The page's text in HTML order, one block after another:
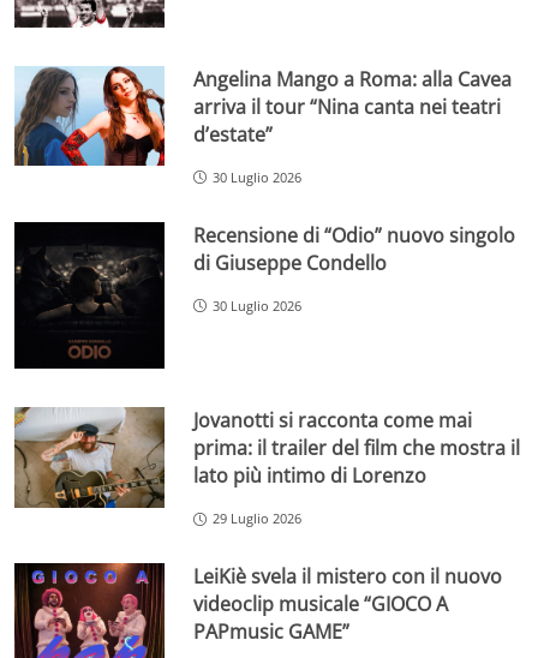
Angelina Mango a Roma: alla Cavea
arriva il tour “Nina canta nei teatri
d’estate”
30 Luglio 2026
Recensione di “Odio” nuovo singolo
di Giuseppe Condello
30 Luglio 2026
Jovanotti si racconta come mai
prima: il trailer del film che mostra il
lato più intimo di Lorenzo
29 Luglio 2026
LeiKiè svela il mistero con il nuovo
videoclip musicale “GIOCO A
PAPmusic GAME”